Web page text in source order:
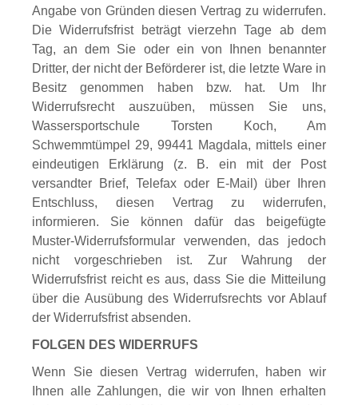
Angabe von Gründen diesen Vertrag zu widerrufen.
Die Widerrufsfrist beträgt vierzehn Tage ab dem
Tag, an dem Sie oder ein von Ihnen benannter
Dritter, der nicht der Beförderer ist, die letzte Ware in
Besitz genommen haben bzw. hat. Um Ihr
Widerrufsrecht auszuüben, müssen Sie uns,
Wassersportschule Torsten Koch, Am
Schwemmtümpel 29, 99441 Magdala, mittels einer
eindeutigen Erklärung (z. B. ein mit der Post
versandter Brief, Telefax oder E-Mail) über Ihren
Entschluss, diesen Vertrag zu widerrufen,
informieren. Sie können dafür das beigefügte
Muster-Widerrufsformular verwenden, das jedoch
nicht vorgeschrieben ist. Zur Wahrung der
Widerrufsfrist reicht es aus, dass Sie die Mitteilung
über die Ausübung des Widerrufsrechts vor Ablauf
der Widerrufsfrist absenden.
FOLGEN DES WIDERRUFS
Wenn Sie diesen Vertrag widerrufen, haben wir
Ihnen alle Zahlungen, die wir von Ihnen erhalten